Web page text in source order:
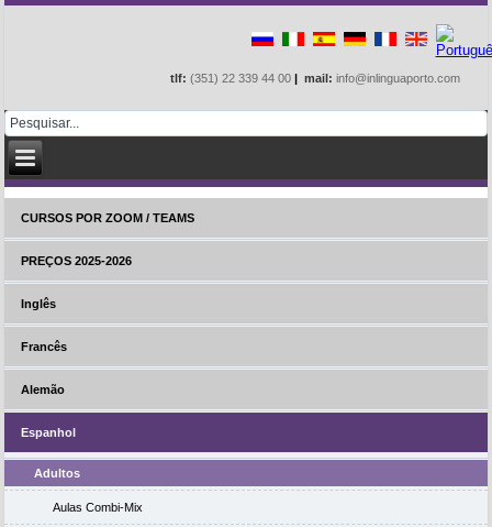
tlf: (351) 22 339 44 00 | mail: info@inlinguaporto.com
CURSOS POR ZOOM / TEAMS
PREÇOS 2025-2026
Inglês
Francês
Alemão
Espanhol
Adultos
Aulas Combi-Mix